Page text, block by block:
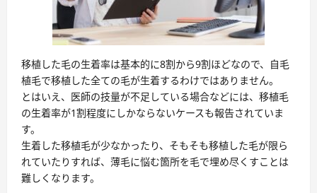
移植した毛の生着率は基本的に8割から9割ほどなので、自毛
植毛で移植した全ての毛が生着するわけではありません。
とはいえ、医師の技量が不足している場合などには、移植毛
の生着率が1割程度にしかならないケースも報告されていま
す。
生着した移植毛が少なかったり、そもそも移植した毛が限ら
れていたりすれば、薄毛に悩む箇所を毛で埋め尽くすことは
難しくなります。